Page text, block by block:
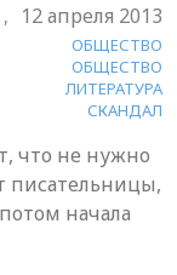
12 апреля 2013
ОБЩЕСТВО
ОБЩЕСТВО
ЛИТЕРАТУРА
СКАНДАЛ
что не нужно
писательницы,
начала